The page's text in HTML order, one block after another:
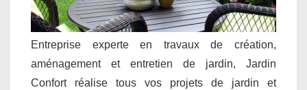
Entreprise experte en travaux de création,
aménagement et entretien de jardin, Jardin
Confort réalise tous vos projets de jardin et